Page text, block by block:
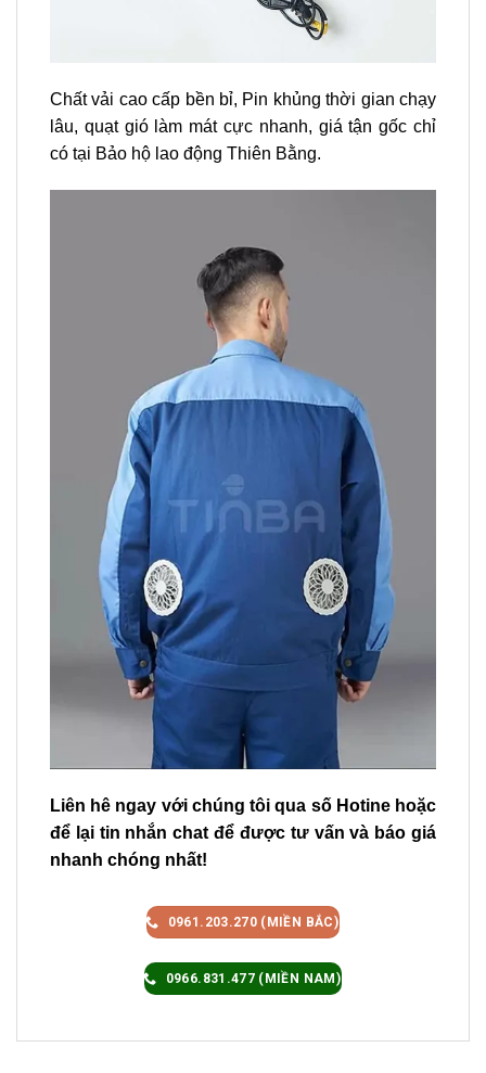
Chất vải cao cấp bền bỉ, Pin khủng thời gian chạy
lâu, quạt gió làm mát cực nhanh, giá tận gốc chỉ
có tại Bảo hộ lao động Thiên Bằng.
Liên hê ngay với chúng tôi qua số Hotine hoặc
để lại tin nhắn chat để được tư vấn và báo giá
nhanh chóng nhất!
0961.203.270 (MIỀN BẮC)
0966.831.477 (MIỀN NAM)